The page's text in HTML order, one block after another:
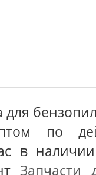
для
по
в
Запчасти